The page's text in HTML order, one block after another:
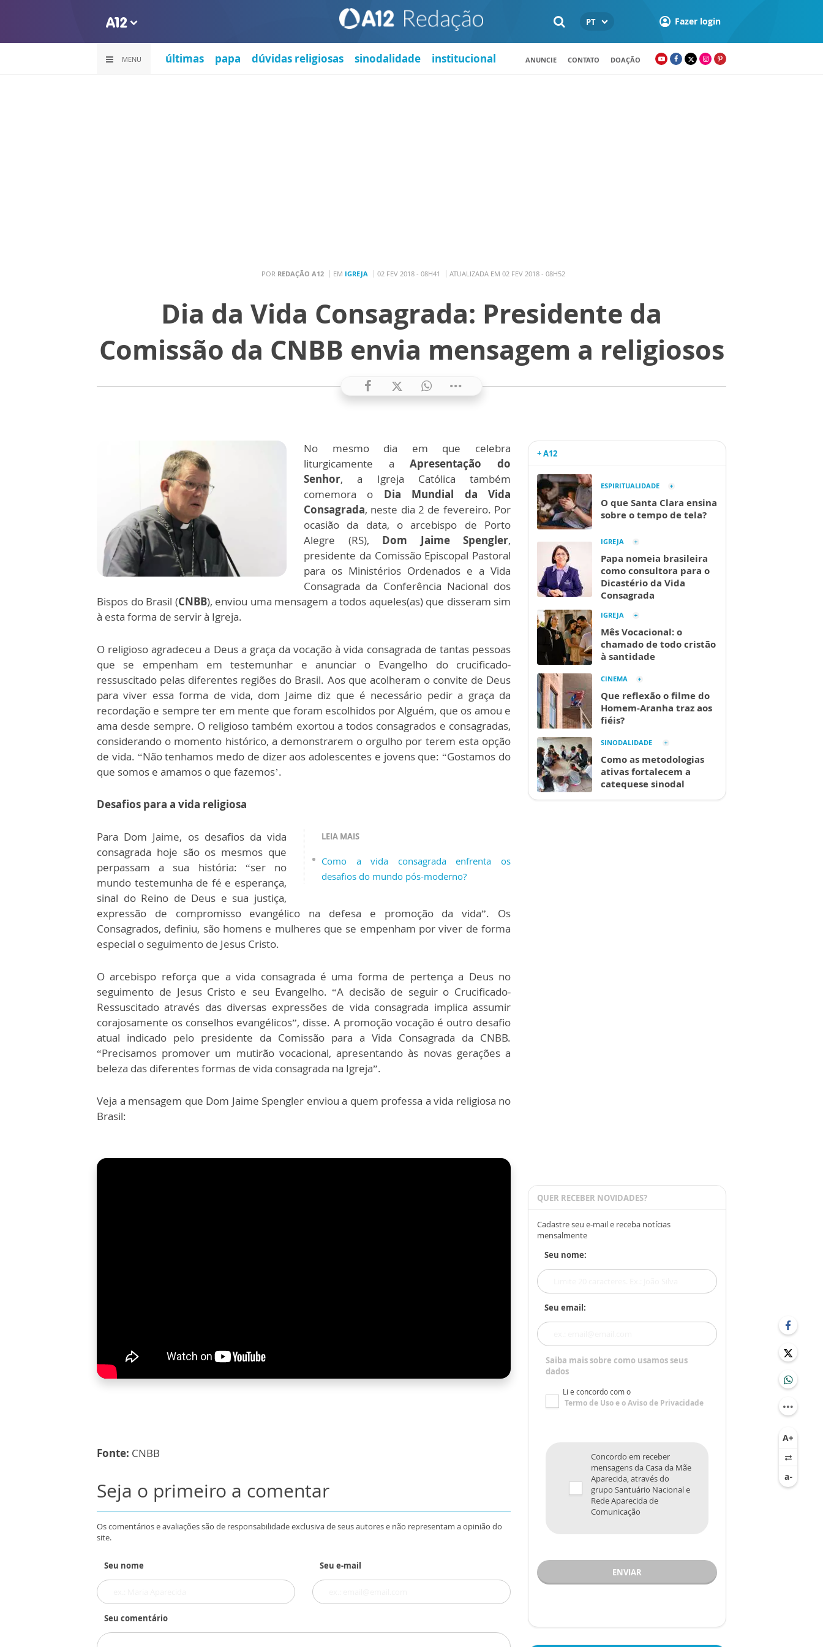
PT Fazer login
MENU últimas papa dúvidas religiosas sinodalidade institucional ANUNCIE CONTATO DOAÇÃO
POR REDAÇÃO A12 EM IGREJA 02 FEV 2018 - 08H41 ATUALIZADA EM 02 FEV 2018 - 08H52
Dia da Vida Consagrada: Presidente da
Comissão da CNBB envia mensagem a religiosos
No mesmo dia em que celebra
liturgicamente aApresentação do
Senhor, a Igreja Católica também
comemora o Dia Mundial da Vida
Consagrada, neste dia 2 de fevereiro. Por
ocasião da data, o arcebispo de Porto
Alegre (RS), Dom Jaime Spengler,
presidente da Comissão Episcopal Pastoral
para os Ministérios Ordenados e a Vida
Consagrada da Conferência Nacional dos
Bispos do Brasil (CNBB), enviou uma mensagem a todos aqueles(as) que disseram sim
à esta forma de servir à Igreja.
O religioso agradeceu a Deus a graça da vocação à vida consagrada de tantas pessoas
que se empenham em testemunhar e anunciar o Evangelho do crucificado-
ressuscitado pelas diferentes regiões do Brasil. Aos que acolheram o convite de Deus
para viver essa forma de vida, dom Jaime diz que é necessário pedir a graça da
recordação e sempre ter em mente que foram escolhidos por Alguém, que os amou e
ama desde sempre. O religioso também exortou a todos consagrados e consagradas,
considerando o momento histórico, a demonstrarem o orgulho por terem esta opção
de vida. “Não tenhamos medo de dizer aos adolescentes e jovens que: “Gostamos do
que somos e amamos o que fazemos’.
Desafios para a vida religiosa
LEIA MAIS
Como a vida consagrada enfrenta os
desafios do mundo pós-moderno?
Para Dom Jaime, os desafios da vida
consagrada hoje são os mesmos que
perpassam a sua história: “ser no
mundo testemunha de fé e esperança,
sinal do Reino de Deus e sua justiça,
expressão de compromisso evangélico na defesa e promoção da vida”. Os
Consagrados, definiu, são homens e mulheres que se empenham por viver de forma
especial o seguimento de Jesus Cristo.
O arcebispo reforça que a vida consagrada é uma forma de pertença a Deus no
seguimento de Jesus Cristo e seu Evangelho. “A decisão de seguir o Crucificado-
Ressuscitado através das diversas expressões de vida consagrada implica assumir
corajosamente os conselhos evangélicos”, disse. A promoção vocação é outro desafio
atual indicado pelo presidente da Comissão para a Vida Consagrada da CNBB.
“Precisamos promover um mutirão vocacional, apresentando às novas gerações a
beleza das diferentes formas de vida consagrada na Igreja”.
Veja a mensagem que Dom Jaime Spengler enviou a quem professa a vida religiosa no
Brasil:
Fonte: CNBB
Seja o primeiro a comentar
Os comentários e avaliações são de responsabilidade exclusiva de seus autores e não representam a opinião do
site.
Seu nome Seu e-mail
Seu comentário
+ A12
ESPIRITUALIDADE
O que Santa Clara ensina
sobre o tempo de tela?
IGREJA
Papa nomeia brasileira
como consultora para o
Dicastério da Vida
Consagrada
IGREJA
Mês Vocacional: o
chamado de todo cristão
à santidade
CINEMA
Que reflexão o filme do
Homem-Aranha traz aos
fiéis?
SINODALIDADE
Como as metodologias
ativas fortalecem a
catequese sinodal
QUER RECEBER NOVIDADES?
Cadastre seu e-mail e receba notícias
mensalmente
Seu nome:
Seu email:
Saiba mais sobre como usamos seus
dados
Li e concordo com o
Termo de Usoe oAviso de Privacidade
Concordo em receber
mensagens da Casa da Mãe
Aparecida, através do
grupo Santuário Nacional e
Rede Aparecida de
Comunicação
ENVIAR